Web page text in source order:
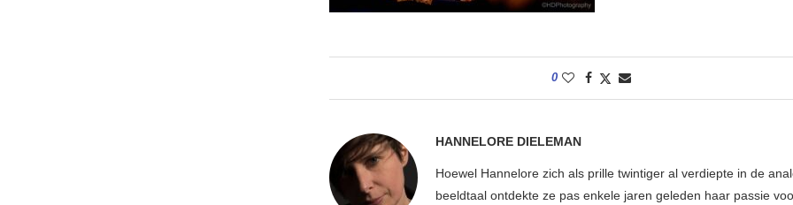
0
HANNELORE DIELEMAN
Hoewel Hannelore zich als prille twintiger al verdiepte in de
beeldtaal ontdekte ze pas enkele jaren geleden haar passie